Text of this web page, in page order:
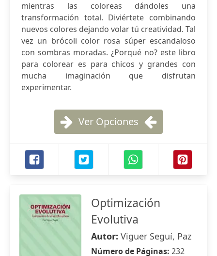
mientras las coloreas dándoles una
transformación total. Diviértete combinando
nuevos colores dejando volar tú creatividad. Tal
vez un brócoli color rosa súper escandaloso
con sombras moradas. ¿Porqué no? este libro
para colorear es para chicos y grandes con
mucha imaginación que disfrutan
experimentar.
Ver Opciones
Optimización
Evolutiva
Autor: Viguer Seguí, Paz
Número de Páginas: 232